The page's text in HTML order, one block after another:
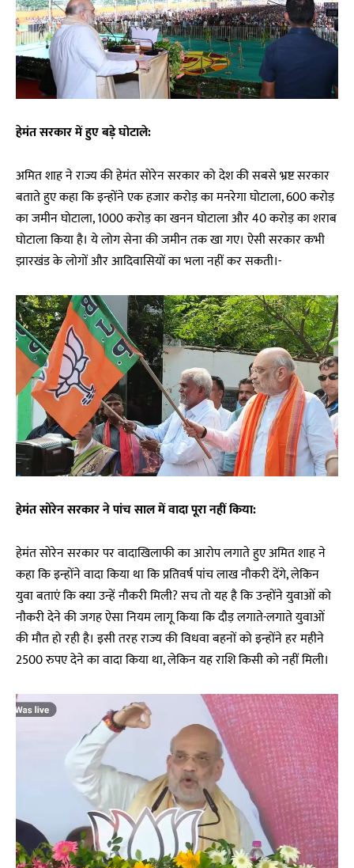
हेमंत सरकार में हुए बड़े घोटाले:
अमित शाह ने राज्य की हेमंत सोरेन सरकार को देश की सबसे भ्रष्ट सरकार
बताते हुए कहा कि इन्होंने एक हजार करोड़ का मनरेगा घोटाला, 600 करोड़
का जमीन घोटाला, 1000 करोड़ का खनन घोटाला और 40 करोड़ का शराब
घोटाला किया है। ये लोग सेना की जमीन तक खा गए। ऐसी सरकार कभी
झारखंड के लोगों और आदिवासियों का भला नहीं कर सकती।-
हेमंत सोरेन सरकार ने पांच साल में वादा पूरा नहीं किया:
हेमंत सोरेन सरकार पर वादाखिलाफी का आरोप लगाते हुए अमित शाह ने
कहा कि इन्होंने वादा किया था कि प्रतिवर्ष पांच लाख नौकरी देंगे, लेकिन
युवा बताएं कि क्या उन्हें नौकरी मिली? सच तो यह है कि उन्होंने युवाओं को
नौकरी देने की जगह ऐसा नियम लागू किया कि दौड़ लगाते-लगाते युवाओं
की मौत हो रही है। इसी तरह राज्य की विधवा बहनों को इन्होंने हर महीने
2500 रुपए देने का वादा किया था, लेकिन यह राशि किसी को नहीं मिली।